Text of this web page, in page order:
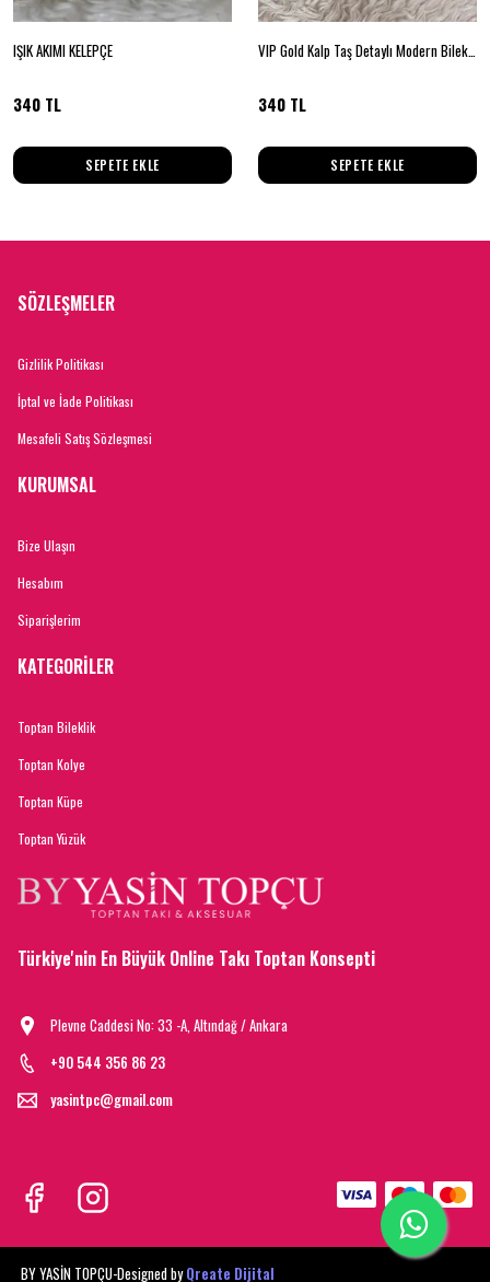
IŞIK AKIMI KELEPÇE
340 TL
SEPETE EKLE
VIP Gold Kalp Taş Detaylı Modern Bileklik
340 TL
SEPETE EKLE
SÖZLEŞMELER
Gizlilik Politikası
İptal ve İade Politikası
Mesafeli Satış Sözleşmesi
KURUMSAL
Bize Ulaşın
Hesabım
Siparişlerim
KATEGORİLER
Toptan Bileklik
Toptan Kolye
Toptan Küpe
Toptan Yüzük
Türkiye'nin En Büyük Online Takı Toptan Konsepti
Plevne Caddesi No: 33 -A, Altındağ / Ankara
+90 544 356 86 23
yasintpc@gmail.com
BY YASİN TOPÇU-Designed byQreate Dijital